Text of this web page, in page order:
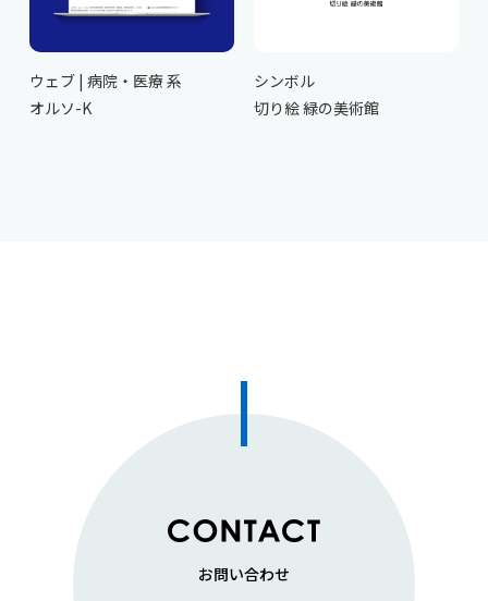
ウェブ | 病院・医療 系
オルソ-K
シンボル
切り絵 緑の美術館
お問い合わせ